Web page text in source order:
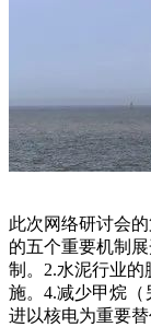
此次网络研讨会
的五个重要机制
制。2.水泥行业的
施。4.减少甲烷（
进以核电为重要